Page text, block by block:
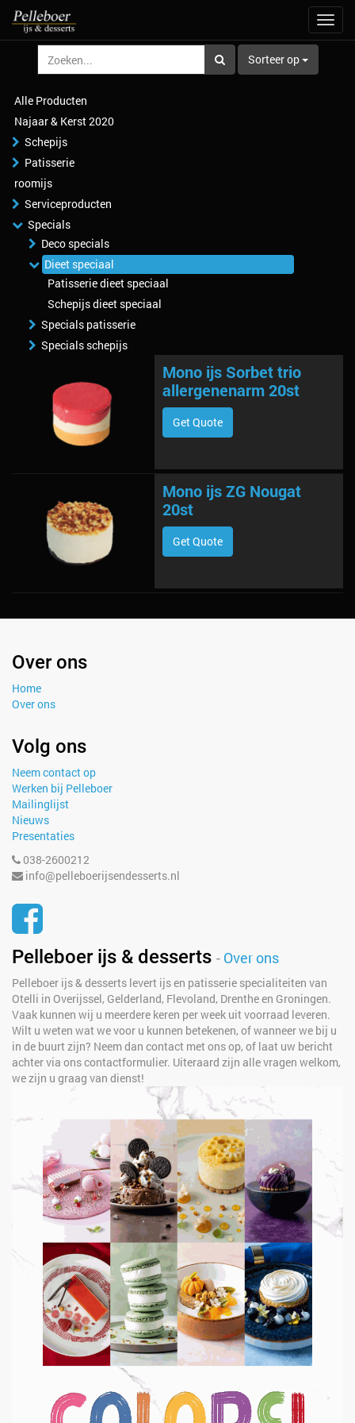
aan/
Sorteer op
Alle Producten
Najaar & Kerst 2020
Schepijs
Patisserie
roomijs
Serviceproducten
Specials
Deco specials
Dieet speciaal
Patisserie dieet speciaal
Schepijs dieet speciaal
Specials patisserie
Specials schepijs
Mono ijs Sorbet trio
allergenenarm 20st
Get Quote
Mono ijs ZG Nougat
20st
Get Quote
Over ons
Home
Over ons
Volg ons
Neem contact op
Werken bij Pelleboer
Mailinglijst
Nieuws
Presentaties
038-2600212
info@pelleboerijsendesserts.nl
Pelleboer ijs & desserts - Over ons
Pelleboer ijs & desserts levert ijs en patisserie specialiteiten van
Otelli in Overijssel, Gelderland, Flevoland, Drenthe en Groningen.
Vaak kunnen wij u meerdere keren per week uit voorraad leveren.
Wilt u weten wat we voor u kunnen betekenen, of wanneer we bij u
in de buurt zijn? Neem dan contact met ons op, of laat uw bericht
achter via ons contactformulier. Uiteraard zijn alle vragen welkom,
we zijn u graag van dienst!